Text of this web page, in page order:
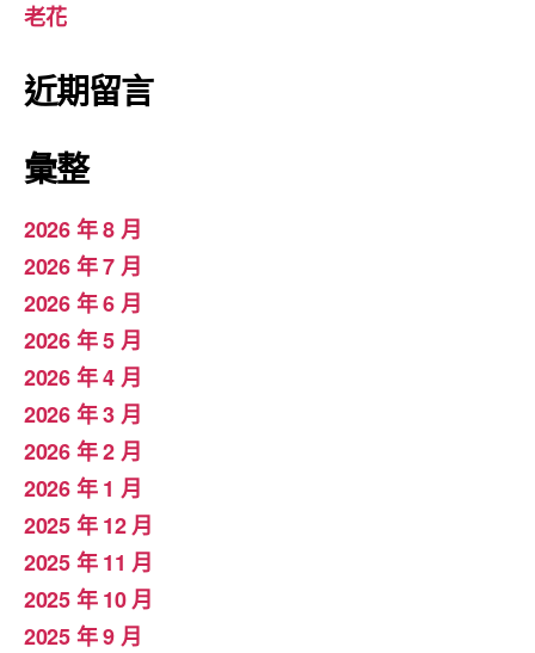
老花
近期留言
彙整
2026 年 8 月
2026 年 7 月
2026 年 6 月
2026 年 5 月
2026 年 4 月
2026 年 3 月
2026 年 2 月
2026 年 1 月
2025 年 12 月
2025 年 11 月
2025 年 10 月
2025 年 9 月